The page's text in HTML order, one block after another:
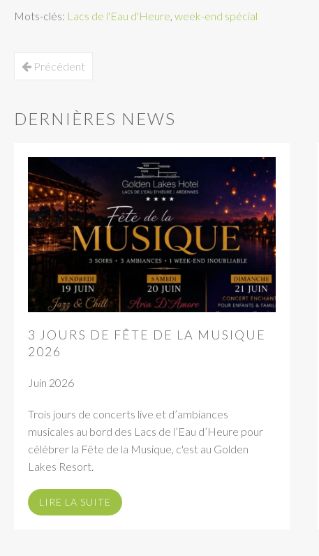
Mots-clés: Lacs de l'Eau d'Heure, week-end spécial
Précédent
DERNIÈRES NEWS
3 JOURS DE FÊTE DE LA MUSIQUE
2026
Juin 2026
Trois jours de concerts live et d’ambiances
musicales au bord des Lacs de l’Eau d’Heure pour
célébrer la Fête de la Musique, c'est au Golden
Lakes Resort.
LIRE LA SUITE